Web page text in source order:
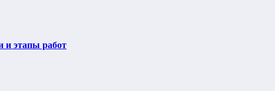
и этапы работ